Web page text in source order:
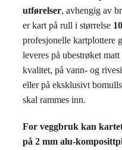
utførelser, avhengig av
er kart på rull i størrelse
profesjonelle kartplottere
leveres på ubestrøket
kvalitet, på vann- og
eller på eksklusivt
skal rammes inn.
For veggbruk kan
på 2 mm alu-